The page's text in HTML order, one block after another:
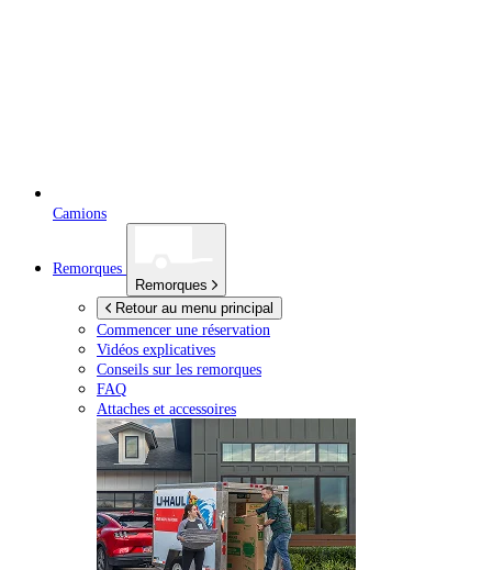
Camions
Remorques
Remorques
Retour au menu principal
Commencer une réservation
Vidéos explicatives
Conseils sur les remorques
FAQ
Attaches et accessoires